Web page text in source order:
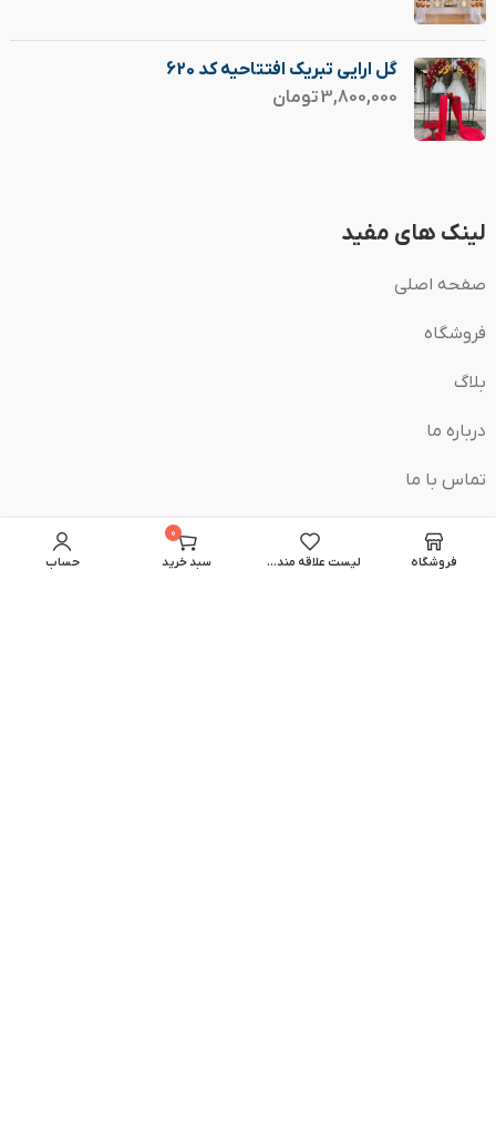
گل ارایی تبریک افتتاحیه کد 620
3,800,000تومان
لینک های مفید
صفحه اصلی
فروشگاه
بلاگ
درباره ما
تماس با ما
سبد خرید
فروشگاه لیست علاقه مندی ها
0
مورد
سبد خرید حساب